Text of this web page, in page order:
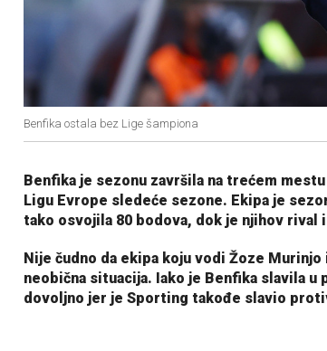
Benfika ostala bez Lige šampiona
Benfika je sezonu završila na trećem
Ligu Evrope sledeće sezone. Ekipa je
tako osvojila 80 bodova, dok je njihov rival
Nije čudno da ekipa koju vodi Žoze
neobična situacija. Iako je Benfika slavila
dovoljno jer je Sporting takođe slavio